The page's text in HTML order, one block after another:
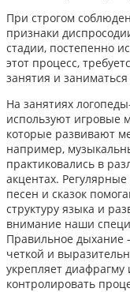
При строгом
признаки
стадии, постепенно
этот процесс,
занятия и
На занятиях
используют игровые
которые развивают
например,
практиковались в
акцентах.
песен и сказок
структуру языка и
внимание наши
Правильное дыхание
четкой и
укрепляет
контролировать